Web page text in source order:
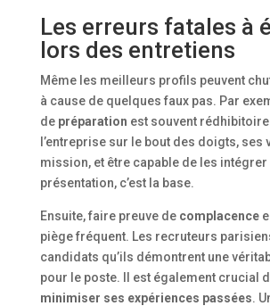
Les erreurs fatales à
lors des entretiens
Même les meilleurs profils peuvent
à cause de quelques faux pas. Par
de préparation est souvent
l’entreprise sur le bout des doigts, ses
mission, et être capable de les
présentation, c’est la base.
Ensuite, faire preuve de complacence
piège fréquent. Les recruteurs
candidats qu’ils démontrent une
pour le poste. Il est également crucial
minimiser ses expériences passées.